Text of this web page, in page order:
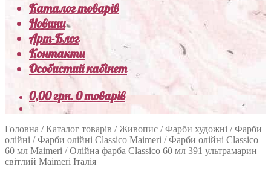
Каталог товарів
Новини
Арт-Блог
Контакти
Особистий кабінет
0,00грн.0 товарів
Головна /Каталог товарів /Живопис /Фарби художні /Фарби
олійні /Фарби олійні Classico Maimeri /Фарби олійні Classico
60 мл Maimeri /Олійна фарба Classico 60 мл 391 ультрамарин
світлий Maimeri Італія